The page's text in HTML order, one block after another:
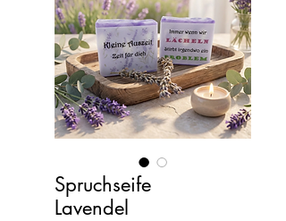
Spruchseife
Lavendel